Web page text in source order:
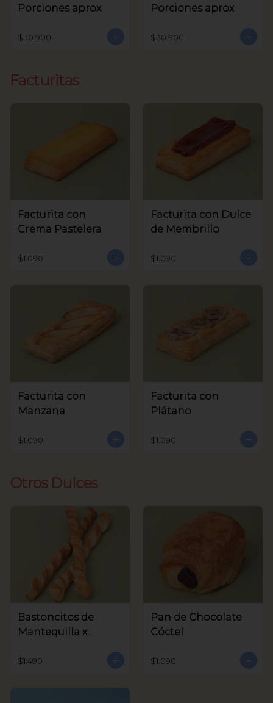
Porciones aprox
$30.900
Porciones aprox
$30.900
Facturitas
Facturita con
Crema Pastelera
$1.090
Facturita con Dulce
de Membrillo
$1.090
Facturita con
Manzana
$1.090
Facturita con
Plátano
$1.090
Otros Dulces
Bastoncitos de
Mantequilla x
$1.490
Pan de Chocolate
Cóctel
$1.090